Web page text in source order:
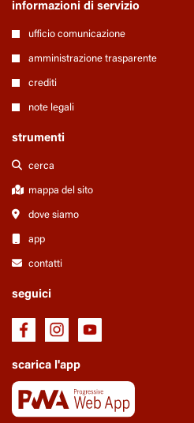
informazioni di servizio
ufficio comunicazione
amministrazione trasparente
crediti
note legali
strumenti
cerca
mappa del sito
dove siamo
app
contatti
seguici
scarica l'app